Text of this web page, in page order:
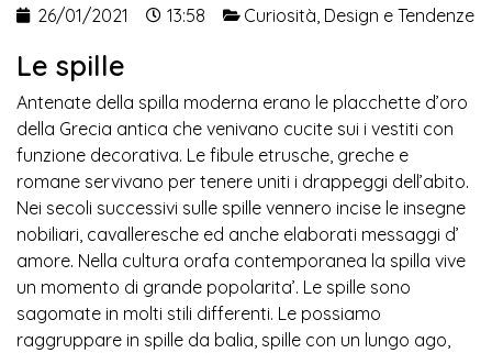
26/01/2021 13:58 Curiosità Design e Tendenze
Le spille
Antenate della spilla moderna erano le placchette d’oro
della Grecia antica che venivano cucite sui i vestiti con
funzione decorativa. Le fibule etrusche, greche e
romane servivano per tenere uniti i drappeggi dell’abito.
Nei secoli successivi sulle spille vennero incise le insegne
nobiliari, cavalleresche ed anche elaborati messaggi d’
amore. Nella cultura orafa contemporanea la spilla vive
un momento di grande popolarita’. Le spille sono
sagomate in molti stili differenti. Le possiamo
raggruppare in spille da balia, spille con un lungo ago,